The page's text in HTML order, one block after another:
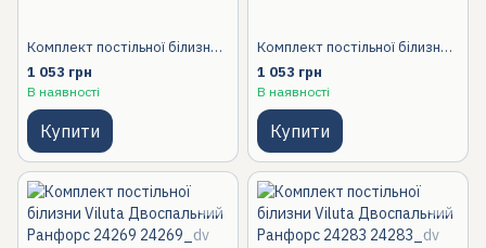
Комплект постільної білизни Viluta Двоспальний Ранфорс 24259
1 053 грн
В наявності
Купити
Комплект постільної білизни Viluta Двоспальний Ранфорс 24266
1 053 грн
В наявності
Купити